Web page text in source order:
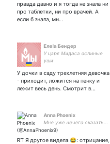
правда давно и я тогда не знала ни
про таблетки, ни про врачей. А
если б знала, мн…
Еле!а Бендер
У царя Мидаса ослиные
уши
У дочки в саду трехлетняя девочка
- приходит, ложится на пенку и
лежит весь день. Смотрит в…
Anna Phoenix
Мне уже нечего сказать...
RT Я другое видела 😂: отрицание,